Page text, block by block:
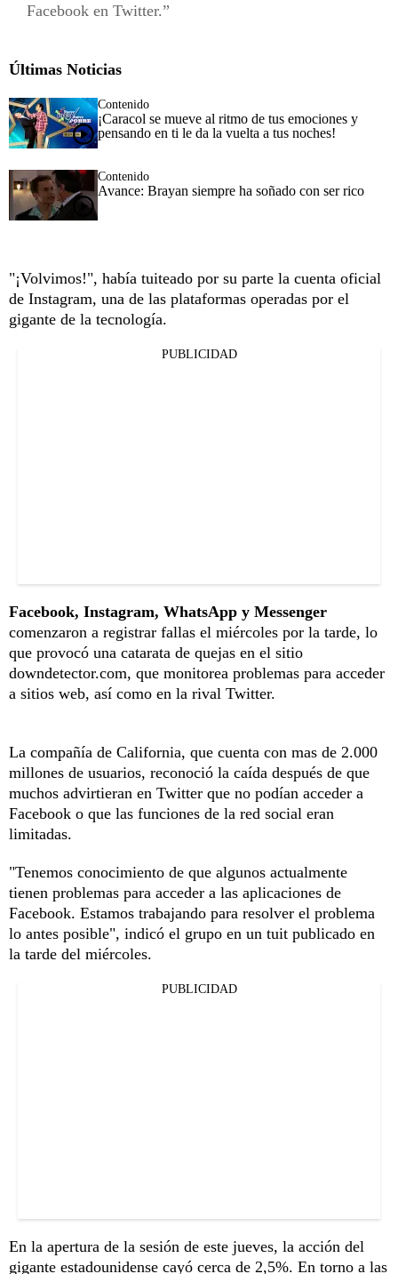
Facebook en Twitter.
Últimas Noticias
Contenido
¡Caracol se mueve al ritmo de tus emociones y
pensando en ti le da la vuelta a tus noches!
Contenido
Avance: Brayan siempre ha soñado con ser rico
"¡Volvimos!", había tuiteado por su parte la cuenta oficial
de Instagram, una de las plataformas operadas por el
gigante de la tecnología.
PUBLICIDAD
Facebook, Instagram, WhatsApp y Messenger
comenzaron a registrar fallas el miércoles por la tarde, lo
que provocó una catarata de quejas en el sitio
downdetector.com, que monitorea problemas para acceder
a sitios web, así como en la rival Twitter.
La compañía de California, que cuenta con mas de 2.000
millones de usuarios, reconoció la caída después de que
muchos advirtieran en Twitter que no podían acceder a
Facebook o que las funciones de la red social eran
limitadas.
"Tenemos conocimiento de que algunos actualmente
tienen problemas para acceder a las aplicaciones de
Facebook. Estamos trabajando para resolver el problema
lo antes posible", indicó el grupo en un tuit publicado en
la tarde del miércoles.
PUBLICIDAD
En la apertura de la sesión de este jueves, la acción del
gigante estadounidense cayó cerca de 2,5%. En torno a las